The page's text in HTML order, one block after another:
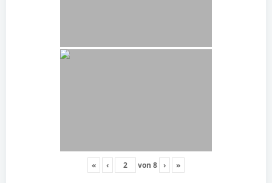
« ‹ von 8 › »